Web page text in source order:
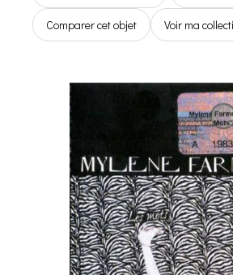
Comparer cet objet Voir ma